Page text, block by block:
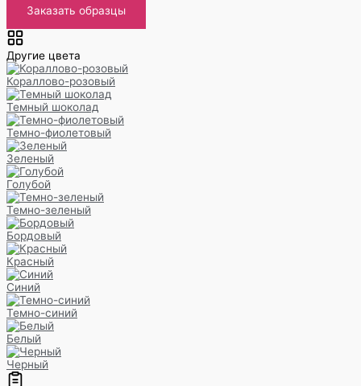
Заказать образцы
Другие цвета
Кораллово-розовый
Темный шоколад
Темно-фиолетовый
Зеленый
Голубой
Темно-зеленый
Бордовый
Красный
Синий
Темно-синий
Белый
Черный